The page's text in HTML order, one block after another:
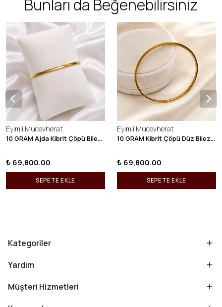
Bunları da Beğenebilirsiniz
Eyimli Mucevherat
10 GRAM Ajda Kibrit Çöpü Bilezik 22 Ayar 22BLZ003
₺ 69,800.00
SEPETE EKLE
Eyimli Mucevherat
10 GRAM Kibrit Çöpü Düz Bilezik 22 Ayar 22BLZ001
₺ 69,800.00
SEPETE EKLE
Kategoriler
Yardım
Müşteri Hizmetleri